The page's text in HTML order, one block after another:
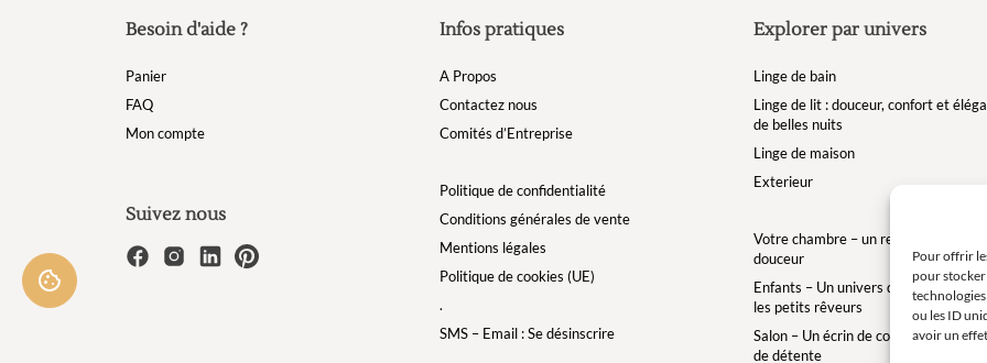
Pour offrir
pour stocker
ou les ID
avoir un
Besoin d'aide ?
Panier
FAQ
Mon compte
Suivez nous
Infos pratiques
A Propos
Contactez nous
Comités d’Entreprise
Politique de confidentialité
Conditions générales de vente
Mentions légales
Politique de cookies (UE)
.
SMS – Email : Se désinscrire
Explorer par univers
Linge de bain
Linge de lit : douceur, confort et
de belles nuits
Linge de maison
Exterieur
Votre chambre – un refuge de bien-
douceur
Enfants – Un univers doux et
les petits rêveurs
Salon – Un écrin de confort pour des
de détente